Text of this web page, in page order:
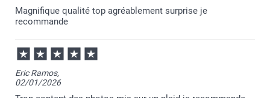
Magnifique qualité top agréablement surprise je
recommande
Eric Ramos,
02/01/2026